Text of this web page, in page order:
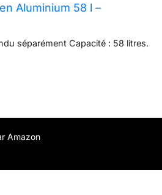
Aluminium 58 l –
séparément Capacité : 58 litres.
Amazon